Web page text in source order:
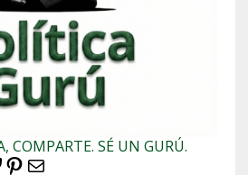
COMPARTE. SÉ UN GURÚ.
Pinterest
Correo electrónico